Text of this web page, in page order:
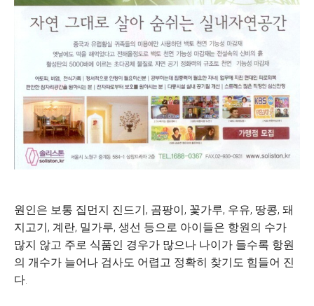
원인은 보통 집먼지 진드기, 곰팡이, 꽃가루, 우유, 땅콩, 돼
지고기, 계란, 밀가루, 생선 등으로 아이들은 항원의 수가
많지 않고 주로 식품인 경우가 많으나 나이가 들수록 항원
의 개수가 늘어나 검사도 어렵고 정확히 찾기도 힘들어 진
다.